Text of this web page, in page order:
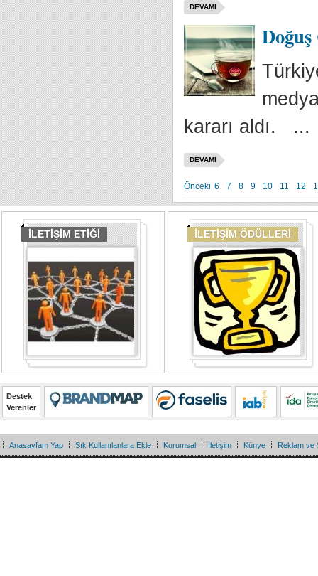
DEVAMI
kararı aldı. ...
DEVAMI
Önceki 6 7 8 9 10 11 12
İLETİŞİM ETİĞİ İLETİŞİM ÖDÜLLERİ
Destek
Verenler
Anasayfam Yap Sık Kullanılanlara Ekle Kurumsal İletişim Künye Reklam ve